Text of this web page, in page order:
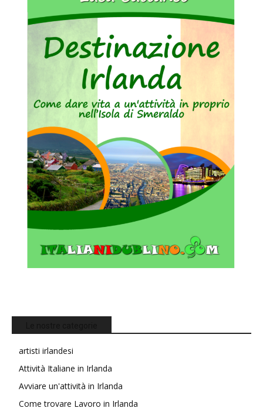
artisti irlandesi
Attività Italiane in Irlanda
Avviare un'attività in Irlanda
Come trovare Lavoro in Irlanda